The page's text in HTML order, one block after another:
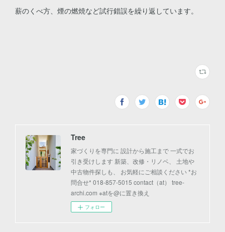
薪のくべ方、煙の燃焼など試行錯誤を繰り返しています。
Tree
家づくりを専門に 設計から施工まで 一式でお
引き受けします 新築、改修・リノベ、 土地や
中古物件探しも、 お気軽にご相談ください *お
問合せ* 018-857-5015 contact（at） tree-
archi.com ※atを@に置き換え
フォロー